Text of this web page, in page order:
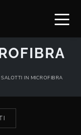
SALOTTI IN MICROFIBRA